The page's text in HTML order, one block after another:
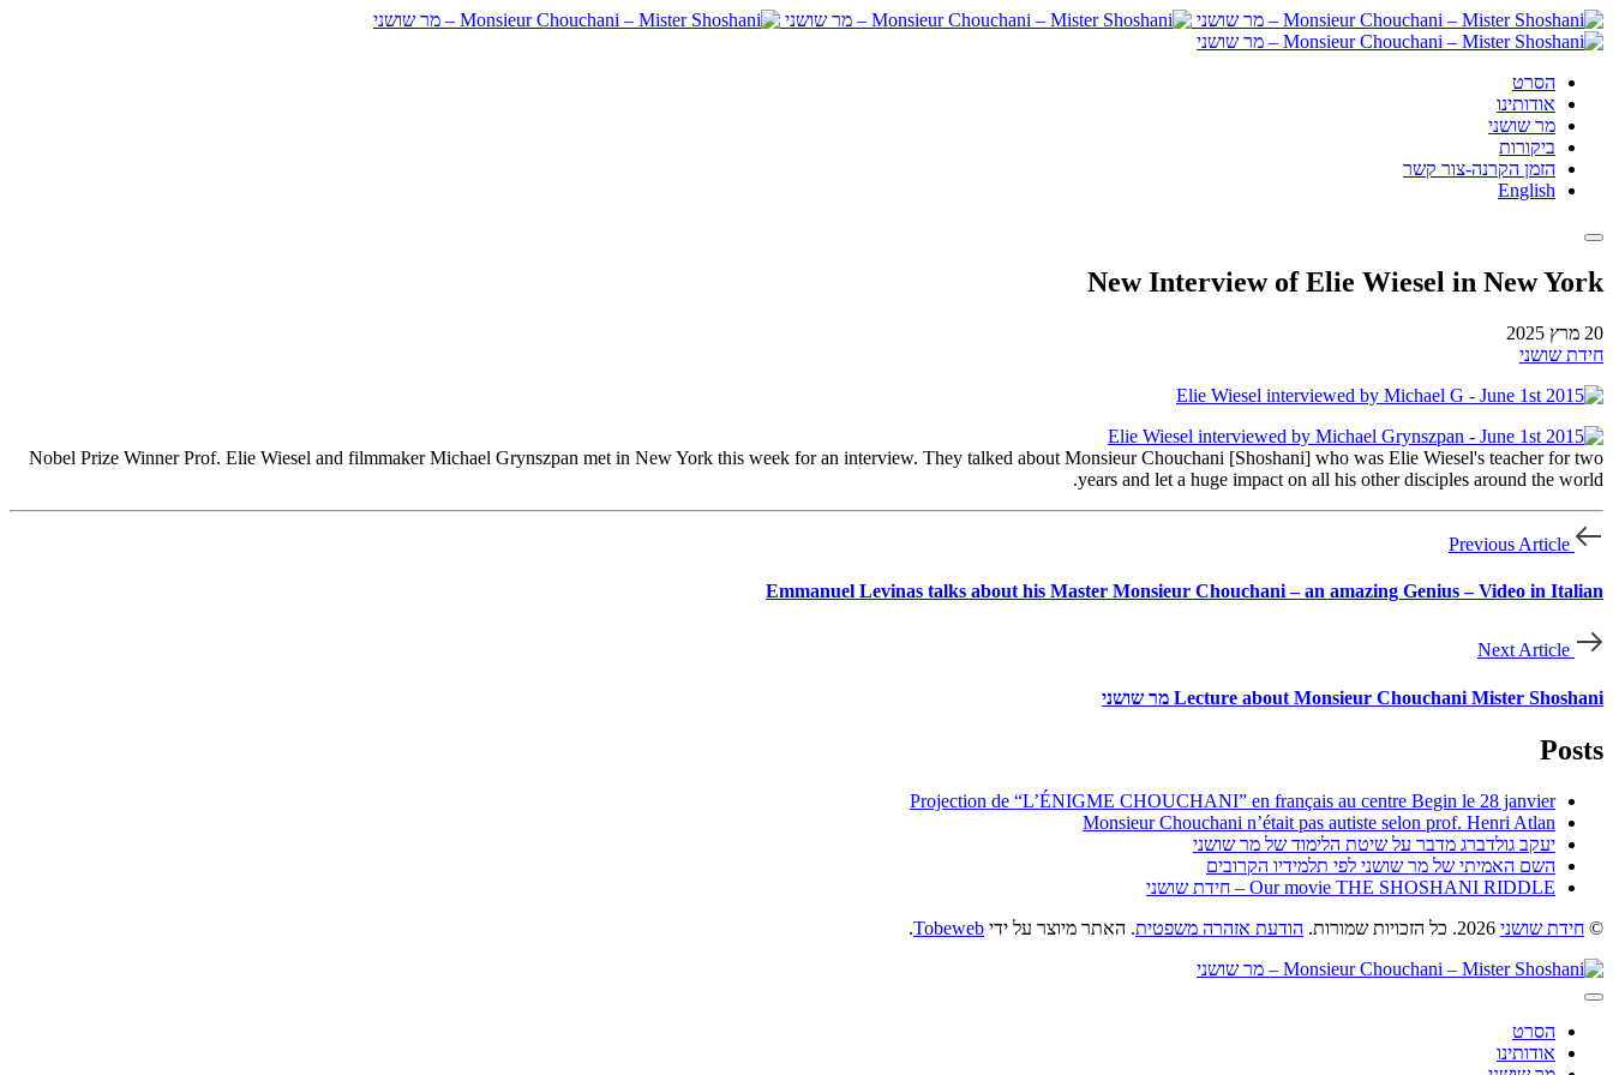
הסרט
אודותינו
מר שושני
ביקורות
הזמן הקרנה-צור קשר
English
New Interview of Elie Wiesel in New York
20 מרץ 2025
חידת שושני
Nobel Prize Winner Prof. Elie Wiesel and filmmaker Michael Grynszpan met in New York this week for an interview. They talked about Monsieur Chouchani [Shoshani] who was Elie Wiesel's teacher for two
years and let a huge impact on all his other disciples around the world.
Previous Article
Emmanuel Levinas talks about his Master Monsieur Chouchani – an amazing Genius – Video in Italian
Next Article
Lecture about Monsieur Chouchani Mister Shoshani מר שושני
Posts
Projection de “L’ÉNIGME CHOUCHANI” en français au centre Begin le 28 janvier
Monsieur Chouchani n’était pas autiste selon prof. Henri Atlan
יעקב גולדברג מדבר על שיטת הלימוד של מר שושני
השם האמיתי של מר שושני לפי תלמידיו הקרובים
Our movie THE SHOSHANI RIDDLE – חידת שושני
© חידת שושני הודעת אזהרה משפטית. האתר מיוצר על ידי Tobeweb
.
הסרט
אודותינו